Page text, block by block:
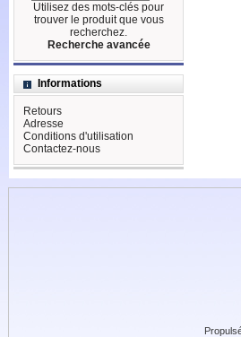
Utilisez des mots-clés pour
trouver le produit que vous
recherchez.
Recherche avancée
Informations
Retours
Adresse
Conditions d'utilisation
Contactez-nous